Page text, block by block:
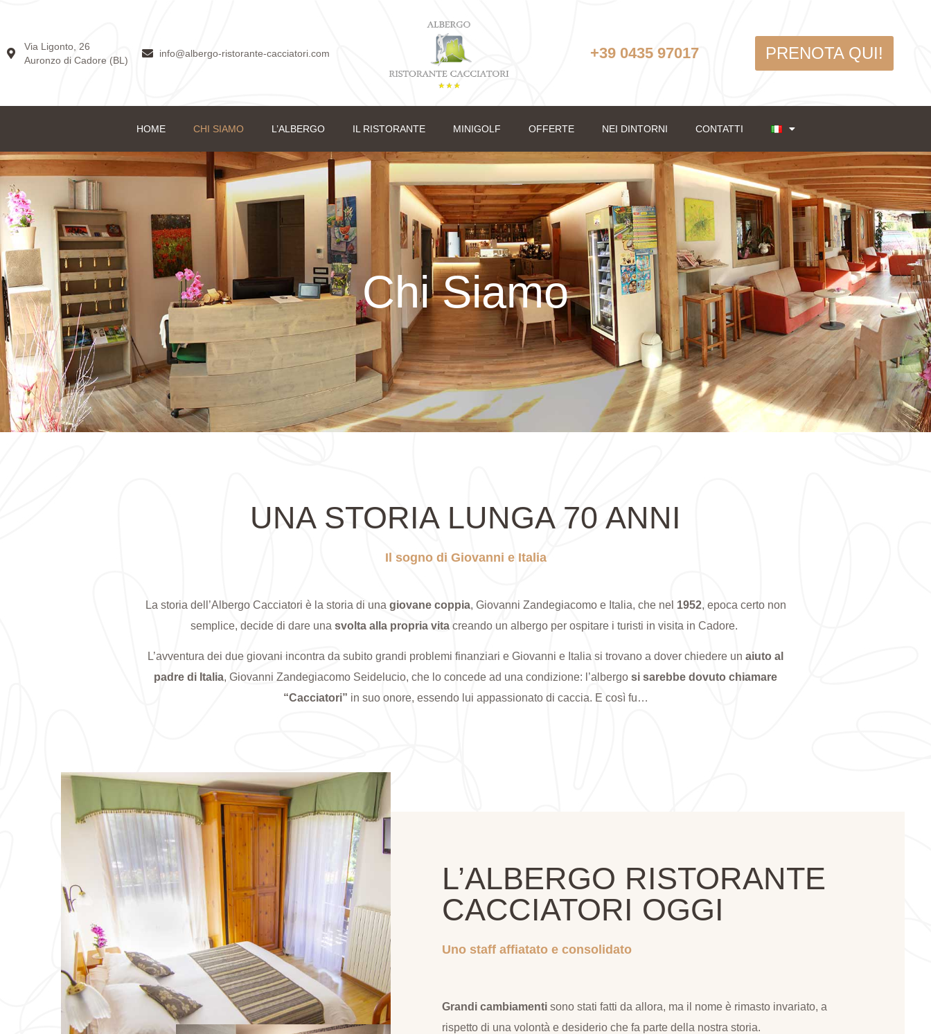
Via Ligonto, 26
Auronzo di Cadore (BL)
info@albergo-ristorante-cacciatori.com +39 0435 97017 PRENOTA QUI!
HOME CHI SIAMO L’ALBERGO IL RISTORANTE MINIGOLF OFFERTE NEI DINTORNI CONTATTI
Chi Siamo
UNA STORIA LUNGA 70 ANNI
Il sogno di Giovanni e Italia
La storia dell’Albergo Cacciatori è la storia di una giovane coppia, Giovanni Zandegiacomo e Italia, che nel 1952, epoca certo non
semplice, decide di dare una svolta alla propria vita creando un albergo per ospitare i turisti in visita in Cadore.
L’avventura dei due giovani incontra da subito grandi problemi finanziari e Giovanni e Italia si trovano a dover chiedere un aiuto al
padre di Italia, Giovanni Zandegiacomo Seidelucio, che lo concede ad una condizione: l’albergo si sarebbe dovuto chiamare
“Cacciatori” in suo onore, essendo lui appassionato di caccia. E così fu…
L’ALBERGO RISTORANTE
CACCIATORI OGGI
Uno staff affiatato e consolidato
Grandi cambiamenti sono stati fatti da allora, ma il nome è rimasto invariato, a
rispetto di una volontà e desiderio che fa parte della nostra storia.